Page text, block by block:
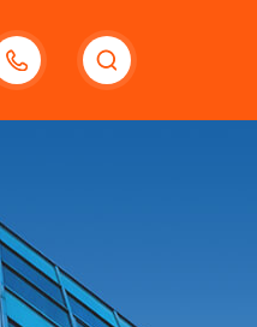
13132097161